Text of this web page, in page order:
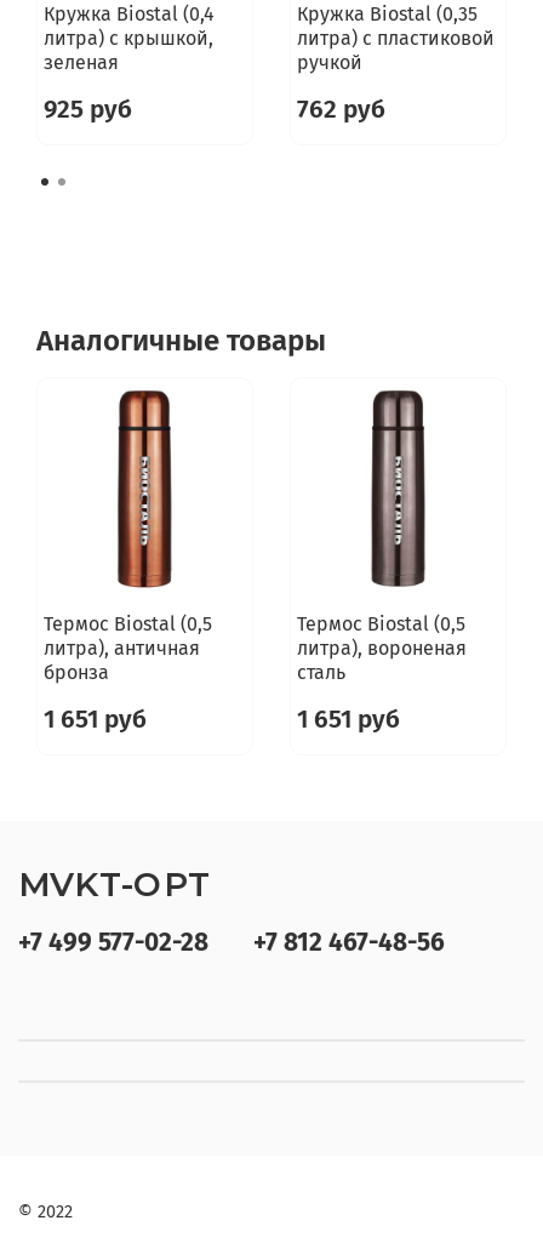
Кружка Biostal (0,4
литра) с крышкой,
зеленая
925 руб
Кружка Biostal (0,35
литра) с пластиковой
ручкой
762 руб
Аналогичные товары
Термос Biostal (0,5
литра), античная
бронза
1 651 руб
Термос Biostal (0,5
литра), вороненая
сталь
1 651 руб
+7 499 577-02-28 +7 812 467-48-56
MVKT-OPT
© 2022